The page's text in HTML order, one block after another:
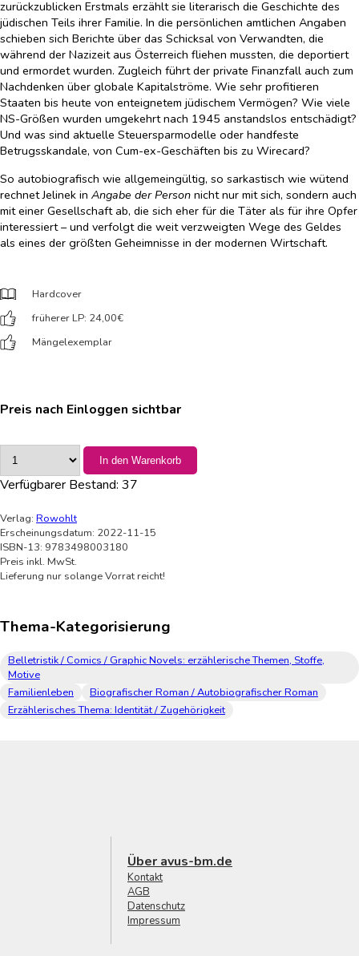
zurückzublicken Erstmals erzählt sie literarisch die Geschichte des
jüdischen Teils ihrer Familie. In die persönlichen amtlichen Angaben
schieben sich Berichte über das Schicksal von Verwandten, die
während der Nazizeit aus Österreich fliehen mussten, die deportiert
und ermordet wurden. Zugleich führt der private Finanzfall auch zum
Nachdenken über globale Kapitalströme. Wie sehr profitieren
Staaten bis heute von enteignetem jüdischem Vermögen? Wie viele
NS-Größen wurden umgekehrt nach 1945 anstandslos entschädigt?
Und was sind aktuelle Steuersparmodelle oder handfeste
Betrugsskandale, von Cum-ex-Geschäften bis zu Wirecard?
So autobiografisch wie allgemeingültig, so sarkastisch wie wütend
rechnet Jelinek in Angabe der Person nicht nur mit sich, sondern auch
mit einer Gesellschaft ab, die sich eher für die Täter als für ihre Opfer
interessiert – und verfolgt die weit verzweigten Wege des Geldes
als eines der größten Geheimnisse in der modernen Wirtschaft.
Hardcover
früherer LP: 24,00€
Mängelexemplar
Preis nach Einloggen sichtbar
In den Warenkorb
Verfügbarer Bestand: 37
Verlag: Rowohlt
Erscheinungsdatum: 2022-11-15
ISBN-13: 9783498003180
Preis inkl. MwSt.
Lieferung nur solange Vorrat reicht!
Thema-Kategorisierung
Belletristik / Comics / Graphic Novels: erzählerische Themen, Stoffe,
Motive
Familienleben
Biografischer Roman / Autobiografischer Roman
Erzählerisches Thema: Identität / Zugehörigkeit
Über avus-bm.de
Kontakt
AGB
Datenschutz
Impressum